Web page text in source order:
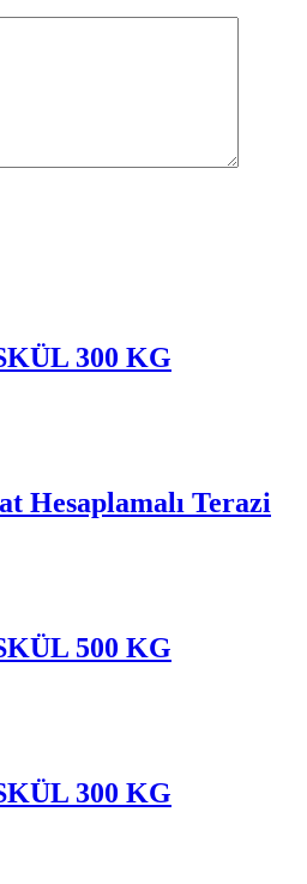
300 KG
Hesaplamalı Terazi
500 KG
300 KG